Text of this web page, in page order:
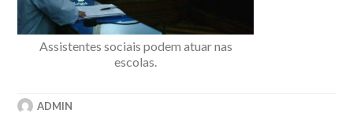
Assistentes sociais podem atuar nas
escolas.
ADMIN